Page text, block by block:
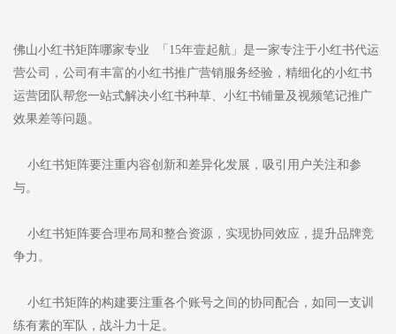
佛山小红书矩阵哪家专业 「15年壹起航」是一家专注于小红书代运
营公司，公司有丰富的小红书推广营销服务经验，精细化的小红书
运营团队帮您一站式解决小红书种草、小红书铺量及视频笔记推广
效果差等问题。
小红书矩阵要注重内容创新和差异化发展，吸引用户关注和参
与。
小红书矩阵要合理布局和整合资源，实现协同效应，提升品牌竞
争力。
小红书矩阵的构建要注重各个账号之间的协同配合，如同一支训
练有素的军队，战斗力十足。